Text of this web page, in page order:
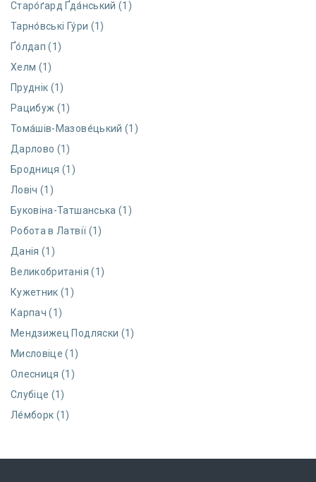
Старо́ґард Ґда́нський (1)
Тарно́вські Гу́ри (1)
Ґо́лдап (1)
Хелм (1)
Пруднік (1)
Рацибуж (1)
Тома́шів-Мазове́цький (1)
Дарлово (1)
Бродниця (1)
Ловіч (1)
Буковіна-Татшанська (1)
Робота в Латвії (1)
Данія (1)
Великобританія (1)
Кужетник (1)
Карпач (1)
Мендзижец Подляски (1)
Мисловіце (1)
Олесниця (1)
Слубіце (1)
Ле́мборк (1)